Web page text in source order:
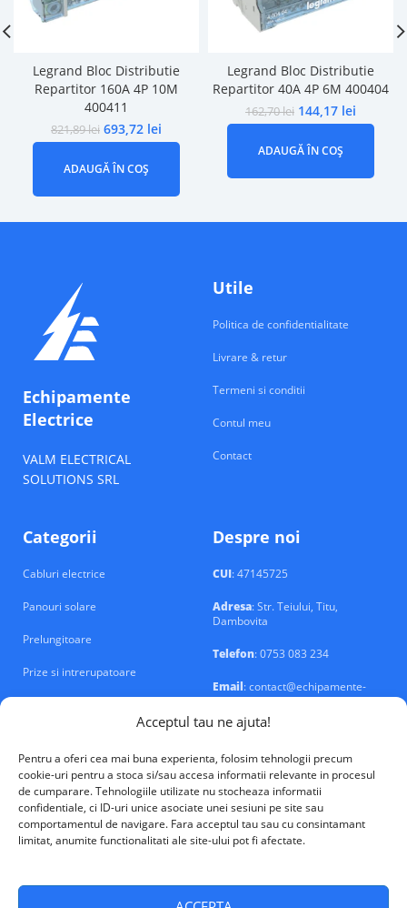
Acceptul tau ne ajuta!
Pentru a oferi cea mai buna experienta, folosim tehnologii precum
cookie-uri pentru a stoca si/sau accesa informatii relevante in procesul
de cumparare. Tehnologiile utilizate nu stocheaza informatii
confidentiale, ci ID-uri unice asociate unei sesiuni pe site sau
comportamentul de navigare. Fara acceptul tau sau cu consintamant
limitat, anumite functionalitati ale site-ului pot fi afectate.
Legrand Bloc Distributie
Repartitor 160A 4P 10M
400411
821,89lei 693,72 lei
ADAUGĂ ÎN COȘ
Legrand Bloc Distributie
Repartitor 40A 4P 6M 400404
162,70lei 144,17 lei
ADAUGĂ ÎN COȘ
Echipamente
Electrice
VALM ELECTRICAL
SOLUTIONS SRL
Utile
Politica de confidentialitate
Livrare & retur
Termeni si conditii
Contul meu
Contact
Categorii
Cabluri electrice
Panouri solare
Prelungitoare
Prize si intrerupatoare
Despre noi
CUI: 47145725
Adresa: Str. Teiului, Titu,
Dambovita
Telefon: 0753 083 234
Email: contact@echipamente-
electrice.ro
VALM Electrical Solutions © 2026